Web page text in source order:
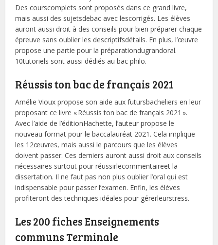
Des courscomplets sont proposés dans ce grand livre,
mais aussi des sujetsdebac avec lescorrigés. Les élèves
auront aussi droit à des conseils pour bien préparer chaque
épreuve sans oublier les descriptifsdétails. En plus, l’œuvre
propose une partie pour la préparationdugrandoral.
10tutoriels sont aussi dédiés au bac philo.
Réussis ton bac de français 2021
Amélie Vioux propose son aide aux futursbacheliers en leur
proposant ce livre « Réussis ton bac de français 2021 ».
Avec l’aide de l’éditionHachette, l’auteur propose le
nouveau format pour le baccalauréat 2021. Cela implique
les 12œuvres, mais aussi le parcours que les élèves
doivent passer. Ces derniers auront aussi droit aux conseils
nécessaires surtout pour réussirlecommentaireet la
dissertation. Il ne faut pas non plus oublier l’oral qui est
indispensable pour passer l’examen. Enfin, les élèves
profiteront des techniques idéales pour gérerleurstress.
Les 200 fiches Enseignements
communs Terminale